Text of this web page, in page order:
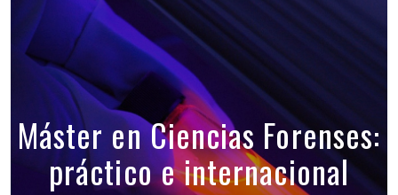
Máster en Ciencias Forenses:
práctico e internacional